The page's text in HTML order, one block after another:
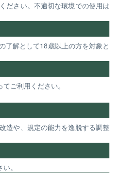
ださい。不適切な環境での使用は
了解として18歳以上の方を対象と
ご利用ください。
造や、規定の能力を逸脱する調整
。